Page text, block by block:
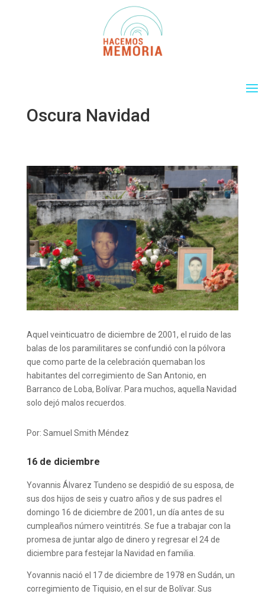
Oscura Navidad
Aquel veinticuatro de diciembre de 2001, el ruido de las
balas de los paramilitares se confundió con la pólvora
que como parte de la celebración quemaban los
habitantes del corregimiento de San Antonio, en
Barranco de Loba, Bolívar. Para muchos, aquella Navidad
solo dejó malos recuerdos.
Por: Samuel Smith Méndez
16 de diciembre
Yovannis Álvarez Tundeno se despidió de su esposa, de
sus dos hijos de seis y cuatro años y de sus padres el
domingo 16 de diciembre de 2001, un día antes de su
cumpleaños número veintitrés. Se fue a trabajar con la
promesa de juntar algo de dinero y regresar el 24 de
diciembre para festejar la Navidad en familia.
Yovannis nació el 17 de diciembre de 1978 en Sudán, un
corregimiento de Tiquisio, en el sur de Bolívar. Sus